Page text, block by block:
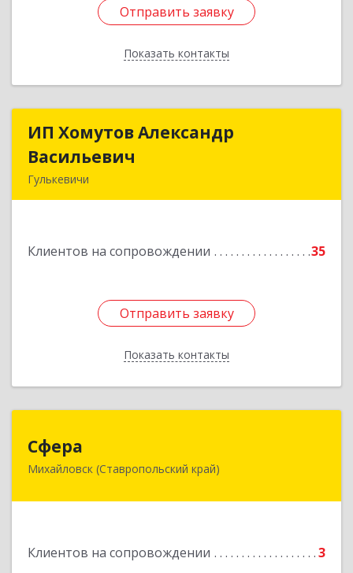
Отправить заявку
Показать контакты
Отправить заявку
Назад
ИП Хомутов Александр
Васильевич
Гулькевичи
Клиентов на сопровождении 35
Отправить заявку
Показать контакты
ИП Хомутов Александр
Подробнее
Отправить заявку
Назад
Сфера
Михайловск (Ставропольский край)
Клиентов на сопровождении 3
356240, Ставропольский край, Шпаковский р-
Подробнее